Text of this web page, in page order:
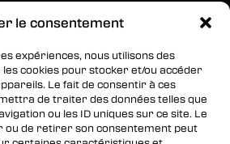
le consentement
expériences, nous utilisons des
cookies pour stocker et/ou accéder
Le fait de consentir à ces
de traiter des données telles que
ou les ID uniques sur ce site. Le
ou de retirer son consentement peut
SUIVEZ-NOUS
Facebook
Twitter
Instagram